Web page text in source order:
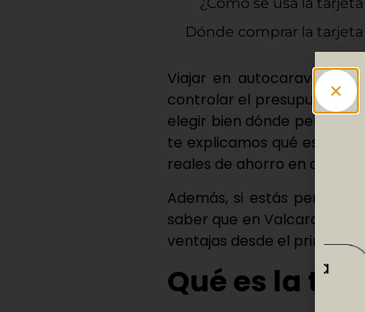
Dónde comprar la tarjeta
Viajar en autocaravana ,
controlar el presupuesto y
elegir bien dónde
te explicamos qué es la
reales de ahorro en
Además, si estás
saber que en Valcaravan
ventajas desde el primer
Qué es la